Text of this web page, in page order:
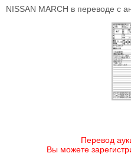
NISSAN MARCH в переводе с
Перевод
Вы можете